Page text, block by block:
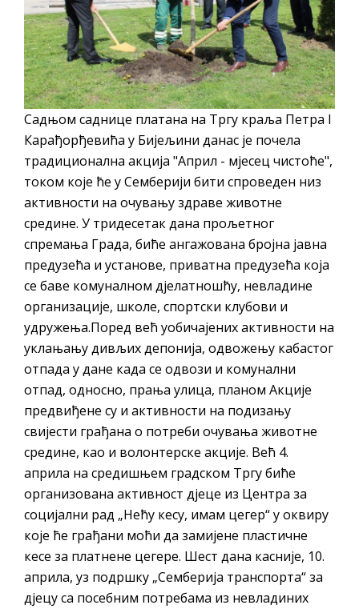
Обавјештење за предузетника - Гојко
Богуновић
Oд 27. јула пријем захтјева за новчану
помоћ за набавку школског прибора
основцима
Обрасци захтјева за регресирано
гориво доступни од 13. марта до 15.
новембра
Захтјев за издавање ПОНОСНЕ КАРТИЦЕ
7. августа
Обавјештење за предузетника - Вера
Ујић
Садњом саднице платана на Tргу краља Петра I
Карађорђевића у Бијељини данас је почела
традиционална акција "Април - мјесец чистоће",
током које ће у Семберији бити спроведен низ
активности на очувању здраве животне
средине. У тридесетак дана прољетног
спремања Града, биће ангажована бројна јавна
предузећа и установе, приватна предузећа која
се баве комуналном дјелатношћу, невладине
организације, школе, спортски клубови и
удружења.Поред већ уобичајених активности на
уклањању дивљих депонија, одвожењу кабастог
отпада у дане када се одвози и комунални
отпад, односно, прања улица, планом Акције
предвиђене су и активности на подизању
свијести грађана о потреби очувања животне
средине, као и волонтерске акције. Већ 4.
априла на средишњем градском Тргу биће
организована активност дјеце из Центра за
социјални рад „Нећу кесу, имам цегер“ у оквиру
које ће грађани моћи да замијене пластичне
кесе за платнене цегере. Шест дана касније, 10.
априла, уз подршку „Семберија транспорта“ за
дјецу са посебним потребама из невладиних